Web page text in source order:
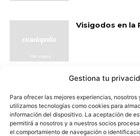
Gestiona tu
Para ofrecer las mejores experiencias, nosotros
utilizamos tecnologías como cookies para
información del dispositivo. La aceptación de
permitirá a nosotros y a nuestros socios
el comportamiento de navegación o
Visigodos en la